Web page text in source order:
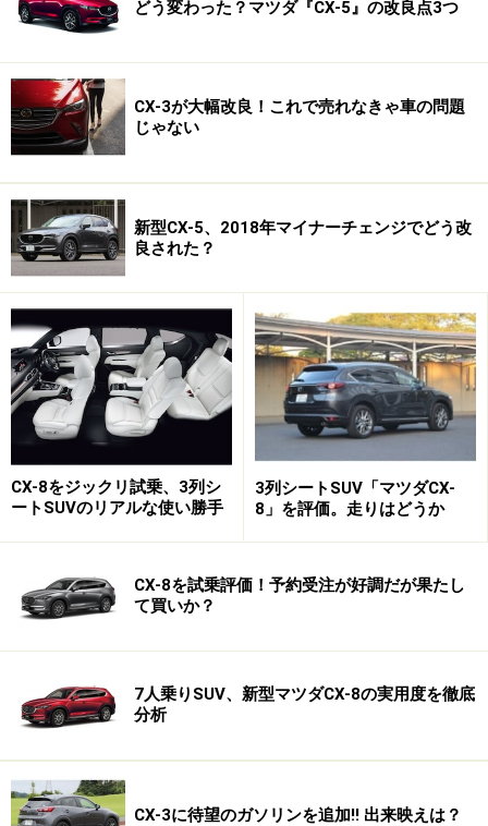
どう変わった？マツダ『CX-5』の改良点3つ
CX-3が大幅改良！これで売れなきゃ車の問題
じゃない
新型CX-5、2018年マイナーチェンジでどう改
良された？
CX-8をジックリ試乗、3列シ
ートSUVのリアルな使い勝手
3列シートSUV「マツダCX-
8」を評価。走りはどうか
CX-8を試乗評価！予約受注が好調だが果たし
て買いか？
7人乗りSUV、新型マツダCX-8の実用度を徹底
分析
CX-3に待望のガソリンを追加!! 出来映えは？